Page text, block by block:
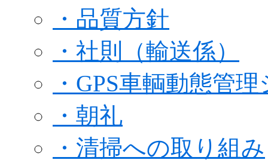
・品質方針
・社則（輸送係）
・GPS車輌動態管
・朝礼
・清掃への取り組み